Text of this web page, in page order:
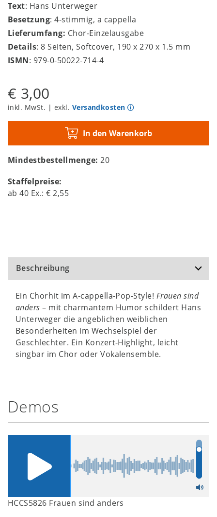
Text: Hans Unterweger
Besetzung: 4-stimmig, a cappella
Lieferumfang: Chor-Einzelausgabe
Details: 8 Seiten, Softcover, 190 x 270 x 1.5 mm
ISMN: 979-0-50022-714-4
€ 3,00
inkl. MwSt. | exkl. Versandkosten
In den Warenkorb
Mindestbestellmenge:20
Staffelpreise:
ab40 Ex.:€ 2,55
Beschreibung
Ein Chorhit im A-cappella-Pop-Style! Frauen sind
anders – mit charmantem Humor schildert Hans
Unterweger die angeblichen weiblichen
Besonderheiten im Wechselspiel der
Geschlechter. Ein Konzert-Highlight, leicht
singbar im Chor oder Vokalensemble.
Demos
HCCS5826 Frauen sind anders